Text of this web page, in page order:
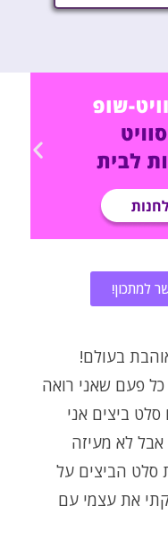
למתכון!
בעולם!
פעם שאני רואה
ביצים אני
לא מעיזה
סלט הביצים על
את עצמי עם